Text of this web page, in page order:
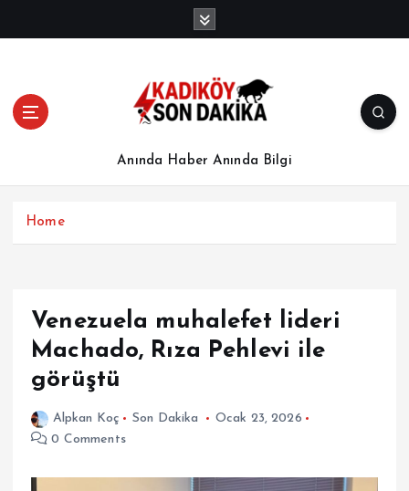
Anında Haber Anında Bilgi
Home
Venezuela muhalefet lideri
Machado, Rıza Pehlevi ile
görüştü
Alpkan Koç Son Dakika
Ocak 23, 2026
0 Comments